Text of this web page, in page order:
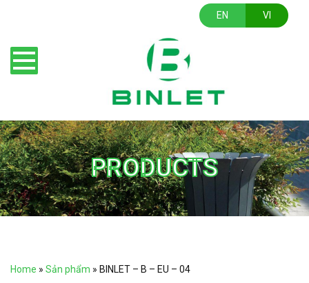
EN VI
PRODUCTS
Home » Sản phẩm » BINLET – B – EU – 04